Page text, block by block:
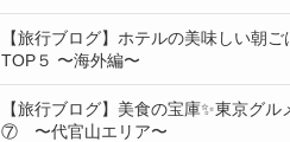
【旅行ブログ】ホテルの美味しい朝ご
TOP５ 〜海外編〜
【旅行ブログ】美食の宝庫✨東京グル
⑦ 〜代官山エリア〜